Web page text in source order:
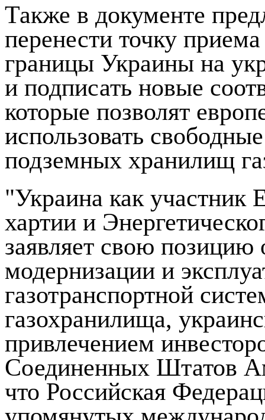
Также в документе
перенести точку
границы Украины на
и подписать новые
которые позволят
использовать
подземных хранилищ
"Украина как участник
хартии и
заявляет свою позицию
модернизации и
газотранспортной
газохранилища,
привлечением
Соединенных Штатов
что Российская